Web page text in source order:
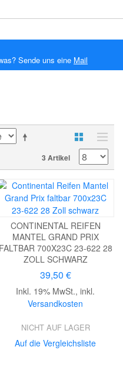
Sende uns eine Mail
3 Artikel
CONTINENTAL REIFEN
MANTEL GRAND PRIX
FALTBAR 700X23C 23-622 28
ZOLL SCHWARZ
39,50 €
Inkl. 19% MwSt.,inkl.
Versandkosten
NICHT AUF LAGER
Auf die Vergleichsliste